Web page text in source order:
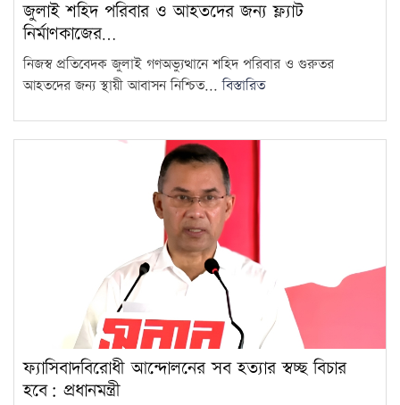
জুলাই শহিদ পরিবার ও আহতদের জন্য ফ্ল্যাট
নির্মাণকাজের…
নিজস্ব প্রতিবেদক জুলাই গণঅভ্যুত্থানে শহিদ পরিবার ও গুরুতর
আহতদের জন্য স্থায়ী আবাসন নিশ্চিত...বিস্তারিত
ফ্যাসিবাদবিরোধী আন্দোলনের সব হত্যার স্বচ্ছ বিচার
হবে: প্রধানমন্ত্রী